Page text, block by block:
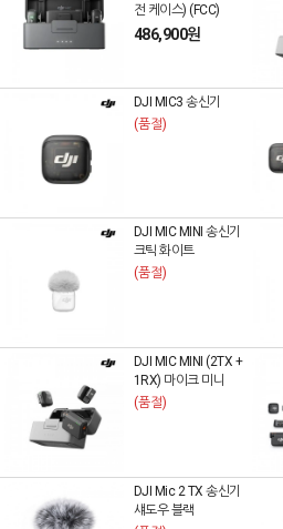
전 케이스) (FCC)
486,900원
DJI MIC3 송신기
(품절)
DJI MIC MINI 송신기
크틱 화이트
(품절)
DJI MIC MINI (2TX +
1RX) 마이크 미니
(품절)
DJI Mic 2 TX 송신기
섀도우 블랙